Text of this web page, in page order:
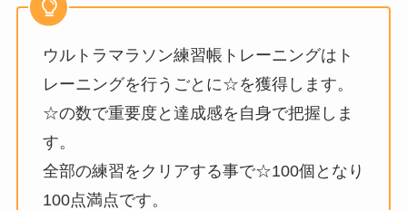
ウルトラマラソン練習帳トレーニングはト
レーニングを行うごとに☆を獲得します。
☆の数で重要度と達成感を自身で把握しま
す。
全部の練習をクリアする事で☆100個となり
100点満点です。